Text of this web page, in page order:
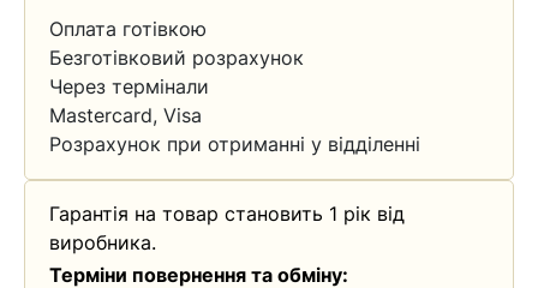
Оплата готівкою
Безготівковий розрахунок
Через термінали
Mastercard, Visa
Розрахунок при отриманні у відділенні
Гарантія на товар становить 1 рік від
виробника.
Терміни повернення та обміну: